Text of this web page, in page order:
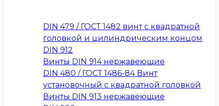
DIN 479 / ГОСТ 1482 винт с квадратной
головкой и цилиндрическим концом
DIN 912
Винты DIN 914 нержавеющие
DIN 480 / ГОСТ 1486-84 Винт
установочный с квадратной головкой
Винты DIN 913 нержавеющие